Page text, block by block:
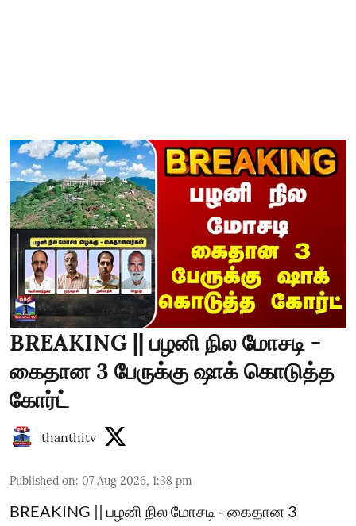
BREAKING || பழனி நில மோசடி -
கைதான 3 பேருக்கு ஷாக் கொடுத்த
கோர்ட்
thanthitv
Published on: 07 Aug 2026, 1:38 pm
BREAKING || பழனி நில மோசடி - கைதான 3